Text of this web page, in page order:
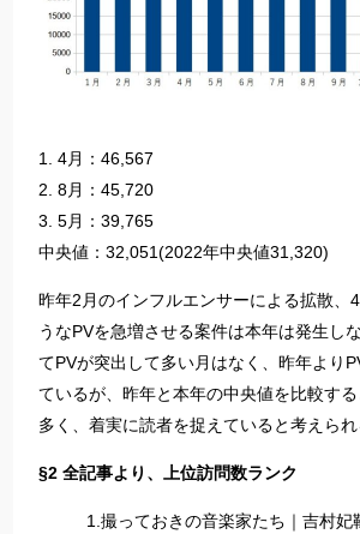
1. 4月：46,567
2. 8月：45,720
3. 5月：39,765
中央値：32,051(2022年中央値31,320)
昨年2月のインフルエンサーによる拡散、
うなPVを急増させる案件は本年は発生し
てPVが突出して多い月はなく、昨年より
ているが、昨年と本年の中央値を比較す
多く、着実に読者を捉えていると考えられ
§2 全記事より、上位訪問数ランク
1.撮っておきの音楽家たち｜吉村